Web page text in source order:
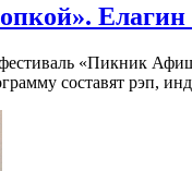
«Пикник
составят рэп,